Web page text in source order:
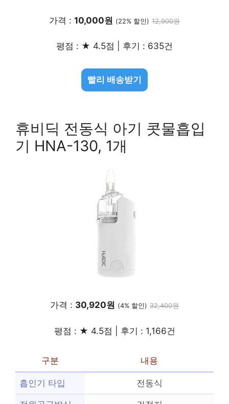
가격 : 10,000원 (22% 할인) 12,900원
평점 : ★ 4.5점 | 후기 : 635건
빨리 배송받기
휴비딕 전동식 아기 콧물흡입
기 HNA-130, 1개
가격 : 30,920원 (4% 할인) 32,400원
평점 : ★ 4.5점 | 후기 : 1,166건
구분 내용
흡인기 타입 전동식